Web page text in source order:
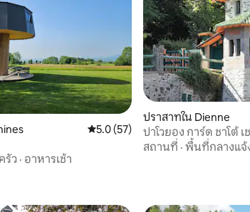
ว
คะแนนเฉลี่ย 5.0 จาก 5, 57 รีวิว
5.0 (57)
รัว · อาหารเช้า
ปราสาทใน Dienne
ปาโวยอง การ์ด ชาโต้
สถานที่ · พื้นที่กลางแจ้